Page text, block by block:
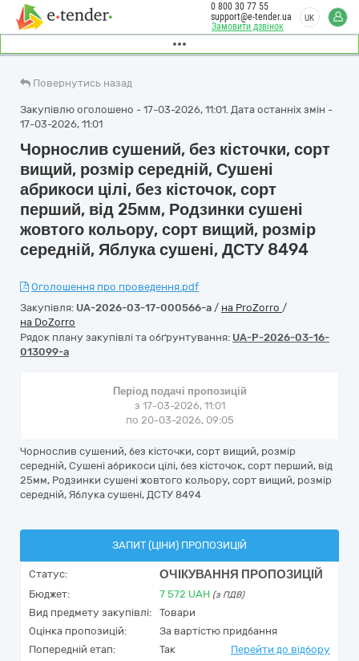
Замовити дзвінок
0 800 30 77 55
support@e-tender.ua
UK
Повернутись назад
Закупівлю оголошено - 17-03-2026, 11:01. Дата останніх змін -
17-03-2026, 11:01
Чорнослив сушений, без кісточки, сорт
вищий, розмір середній, Сушені
абрикоси цілі, без кісточок, сорт
перший, від 25мм, Родзинки сушені
жовтого кольору, сорт вищий, розмір
середній, Яблука сушені, ДСТУ 8494
Оголошення про проведення.pdf
Закупівля: UA-2026-03-17-000566-a / на ProZorro /
на DoZorro
Рядок плану закупівлі та обґрунтування: UA-P-2026-03-16-
013099-a
Період подачі пропозицій
з 17-03-2026, 11:01
по 20-03-2026, 09:05
Чорнослив сушений, без кісточки, сорт вищий, розмір
середній, Сушені абрикоси цілі, без кісточок, сорт перший, від
25мм, Родзинки сушені жовтого кольору, сорт вищий, розмір
середній, Яблука сушені, ДСТУ 8494
ЗАПИТ (ЦІНИ) ПРОПОЗИЦІЙ
Статус: ОЧІКУВАННЯ ПРОПОЗИЦІЙ
Бюджет: 7 572 UAH (з ПДВ)
Вид предмету закупівлі:
Товари
Оцінка пропозицій:
За вартістю придбання
Попередній етап:
Так Перейти до відбору